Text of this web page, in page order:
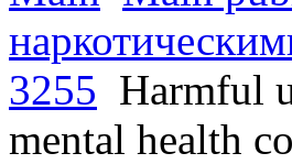
3255 Harmful
mental health